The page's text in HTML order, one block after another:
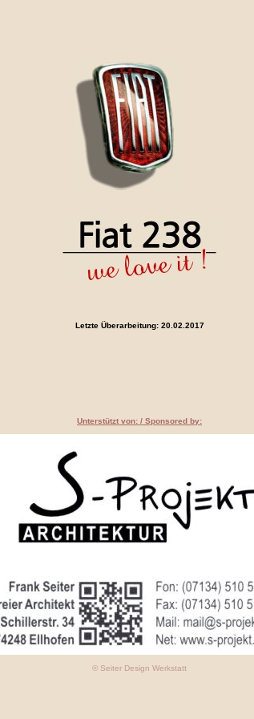
Letzte Überarbeitung: 20.02.2017
Unterstützt von: / Sponsored by:
© Seiter Design Werkstatt